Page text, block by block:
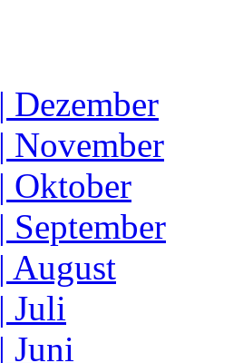
Dezember
November
Oktober
September
August
Juli
Juni